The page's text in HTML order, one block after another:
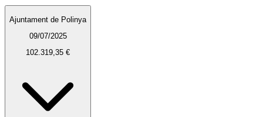
Ajuntament de Polinya
09/07/2025
102.319,35 €